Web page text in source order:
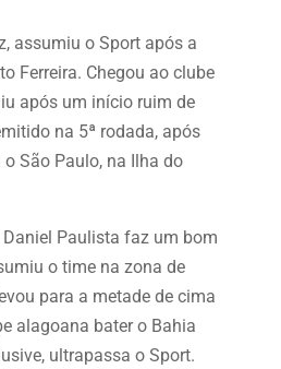
assumiu o Sport após a
Ferreira. Chegou ao clube
após um início ruim de
na 5ª rodada, após
São Paulo, na Ilha do
Paulista faz um bom
o time na zona de
para a metade de cima
alagoana bater o Bahia
ultrapassa o Sport.